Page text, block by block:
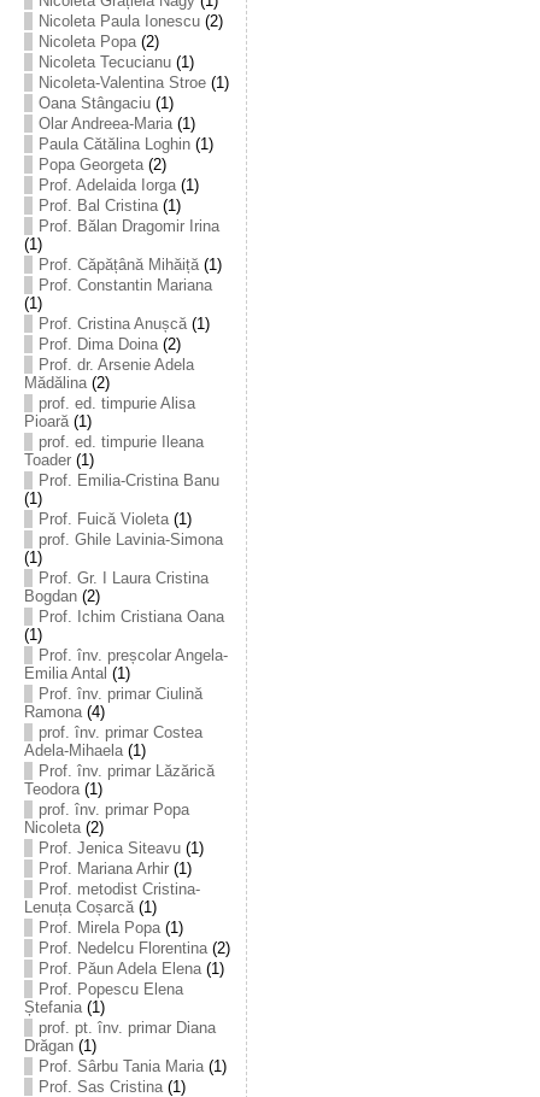
Nicoleta Paula Ionescu(2)
Nicoleta Popa(2)
Nicoleta Tecucianu(1)
Nicoleta-Valentina Stroe(1)
Oana Stângaciu(1)
Olar Andreea-Maria(1)
Paula Cătălina Loghin(1)
Popa Georgeta(2)
Prof. Adelaida Iorga(1)
Prof. Bal Cristina(1)
Prof. Bălan Dragomir Irina
(1)
Prof. Căpățână Mihăiță(1)
Prof. Constantin Mariana
(1)
Prof. Cristina Anușcă(1)
Prof. Dima Doina(2)
Prof. dr. Arsenie Adela
Mădălina(2)
prof. ed. timpurie Alisa
Pioară(1)
prof. ed. timpurie Ileana
Toader(1)
Prof. Emilia-Cristina Banu
(1)
Prof. Fuică Violeta(1)
prof. Ghile Lavinia-Simona
(1)
Prof. Gr. I Laura Cristina
Bogdan(2)
Prof. Ichim Cristiana Oana
(1)
Prof. înv. preșcolar Angela-
Emilia Antal (1)
Prof. înv. primar Ciulină
Ramona(4)
prof. înv. primar Costea
Adela-Mihaela(1)
Prof. înv. primar Lăzărică
Teodora(1)
prof. înv. primar Popa
Nicoleta(2)
Prof. Jenica Siteavu(1)
Prof. Mariana Arhir(1)
Prof. metodist Cristina-
Lenuța Coșarcă(1)
Prof. Mirela Popa(1)
Prof. Nedelcu Florentina(2)
Prof. Păun Adela Elena(1)
Prof. Popescu Elena
Ștefania(1)
prof. pt. înv. primar Diana
Drăgan(1)
Prof. Sârbu Tania Maria(1)
Prof. Sas Cristina(1)